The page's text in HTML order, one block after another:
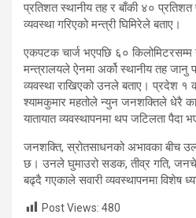
प्रतिशत स्थानीय तह र बाँकी ४०
व्यवस्था गरिएको मन्त्री घिमिरेले बताए।
एकपटक चार्ज भएपछि ६० किलोमिटरसम्म
मन्त्रालयले ऐनमा अर्को स्थानीय तह जानु
व्यवस्था राखिएको उनले बताए। प्रदेश १
श्यामकुमार महतोले न्युन जनशक्तिले धेरै
यातायात व्यवस्थापनमा थप जटिलता पैदा
जनशक्ति, स्रोतसाधनको अभावका बीच
छ। उनले घुमाउरो सडक, तीव्र गति,
बढ्दै गएकाले सवारी व्यवस्थापनमा विशेष
Post Views: 480